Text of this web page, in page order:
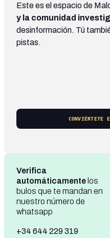
Este es el espacio de
y la comunidad
desinformación. Tú
pistas.
CONVIÉRTETE
Verifica
automáticamente los
bulos que te mandan en
nuestro número de
whatsapp
+34 644 229 319